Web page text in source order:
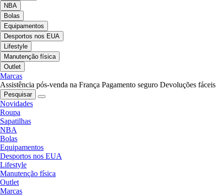
NBA
Bolas
Equipamentos
Desportos nos EUA
Lifestyle
Manutenção física
Outlet
Marcas
Assistência pós-venda na França Pagamento seguro Devoluções fáceis
Pesquisar
Novidades
Roupa
Sapatilhas
NBA
Bolas
Equipamentos
Desportos nos EUA
Lifestyle
Manutenção física
Outlet
Marcas